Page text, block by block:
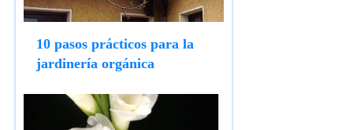
10 pasos prácticos para la
jardinería orgánica